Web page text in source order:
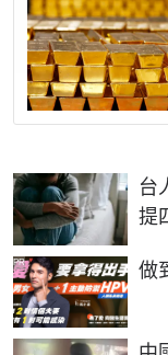
台
提
做
PR